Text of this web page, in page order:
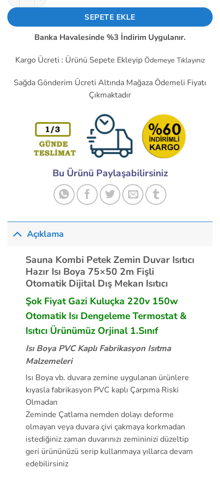
SEPETE EKLE
Banka Havalesinde %3 İndirim Uygulanır.
Kargo Ücreti : Ürünü Sepete Ekleyip Ödemeye Tıklayınız
Sağda Gönderim Ücreti Altında Mağaza Ödemeli Fiyatı
Çıkmaktadır
Bu Ürünü Paylaşabilirsiniz
Açıklama
Sauna Kombi Petek Zemin Duvar Isıtıcı
Hazır Isı Boya 75×50 2m Fişli
Otomatik Dijital Dış Mekan Isıtıcı
Şok Fiyat Gazi Kuluçka 220v 150w
Otomatik Isı Dengeleme Termostat &
Isıtıcı Ürünümüz Orjinal 1.Sınıf
Isı Boya PVC Kaplı Fabrikasyon Isıtma
Malzemeleri
Isı Boya vb. duvara zemine uygulanan ürünlere
kıyasla fabrikasyon PVC kaplı Çarpıma Riski
Olmadan
Zeminde Çatlama nemden dolayı deforme
olmayan veya duvara çivi çakmaya korkmadan
istediğiniz zaman duvarınızı zemininizi düzeltip
geri ürününüzü serip kullanmaya yıllarca devam
edebilirsiniz